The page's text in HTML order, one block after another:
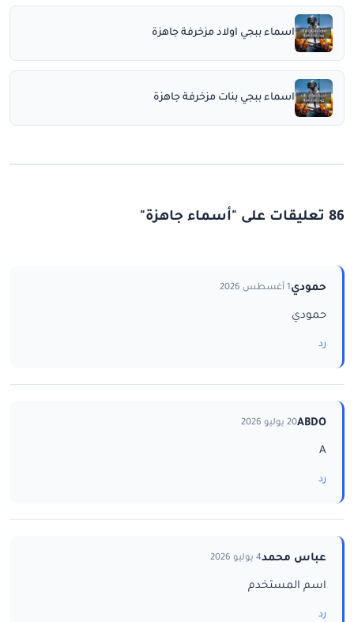
اسماء ببجي اولاد مزخرفة جاهزة
اسماء ببجي بنات مزخرفة جاهزة
86 تعليقات على "أسماء جاهزة"
حمودي1 أغسطس 2026
حمودي
رد
ABDO20 يوليو 2026
A
رد
عباس محمد4 يوليو 2026
اسم المستخدم
رد